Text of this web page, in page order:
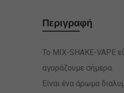
Περιγραφή
Το MIX-SHAKE-VAPE
αγοράζουμε σήμερα.
Είναι ένα άρωμα